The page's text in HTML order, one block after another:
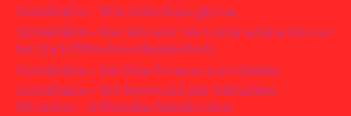
SchaRaEm – Wie viele Bars gibt es
SchaRaEm – Das Wunder der Liebe erlebe ich nur
bei Dir (Offizielles Musikvideo)
SchaRaEm – Ein Glas Prosecco im Süden
SchaRaEm – Wir feiern auf der Skihütten
Silvester – Offizielles Musikvideo